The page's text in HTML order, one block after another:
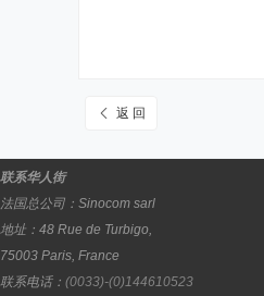
返 回
联系华人街
法国总公司： Sinocom sarl
地址： 48 Rue de Turbigo,
75003 Paris, France
联系电话： (0033)-(0)144610523